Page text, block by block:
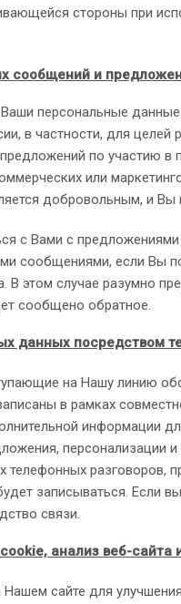
стороны при
сообщений и
персональные данные
в частности, для
по участию в
или
добровольным, и Вы
с Вами с предложениями
сообщениями, если Вы
В этом случае разумно
сообщено обратное.
данных посредством
на Нашу линию
в рамках
информации
персонализации
телефонных разговоров,
записываться. Если
связи.
анализ веб-сайта
Нашем сайте для